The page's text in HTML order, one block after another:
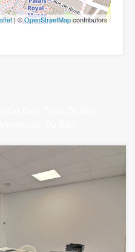
| ©OpenStreetMapcontributors